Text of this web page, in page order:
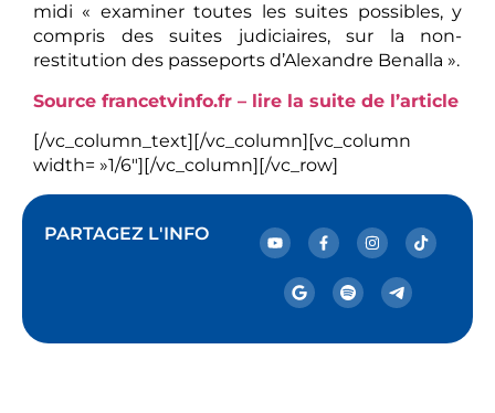
midi « examiner toutes les suites possibles, y
compris des suites judiciaires, sur la non-
restitution des passeports d’Alexandre Benalla ».
Source francetvinfo.fr – lire la suite de l’article
[/vc_column_text][/vc_column][vc_column
width= »1/6″][/vc_column][/vc_row]
PARTAGEZ L'INFO